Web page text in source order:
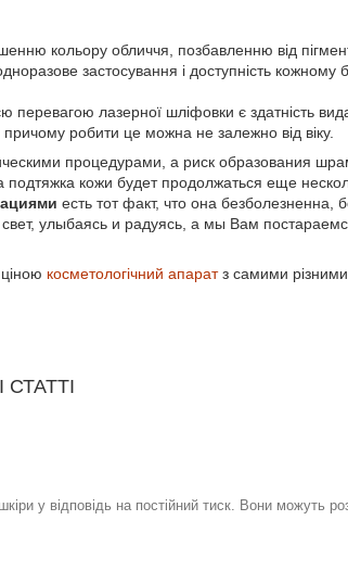
кольору обличчя, позбавленню від
застосування і доступність
перевагою лазерної шліфовки є здатність
робити це можна не залежно від віку.
процедурами, а риск образования
кожи будет продолжаться еще
есть тот факт, что она безболезненна,
улыбаясь и радуясь, а мы Вам
косметологічний апаратз самими
СТАТТІ
у відповідь на постійний тиск. Вони можуть